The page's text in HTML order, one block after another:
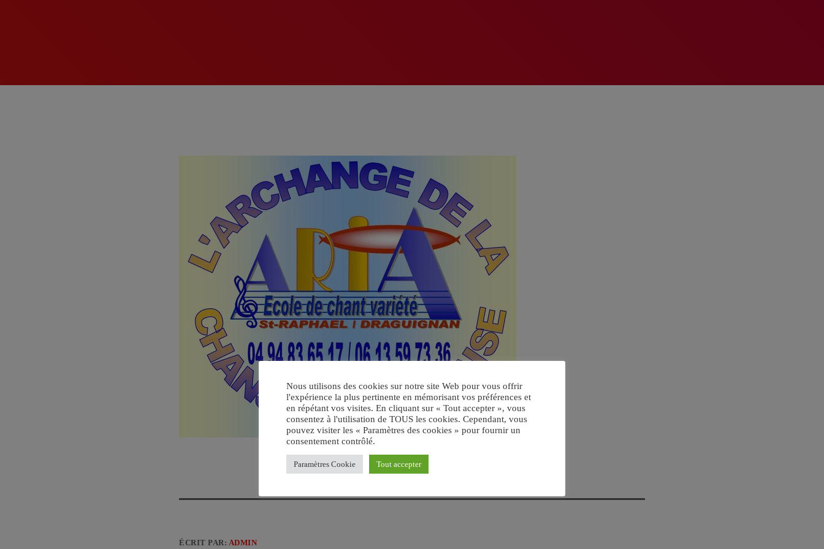
ÉCRIT PAR: ADMIN
Nous utilisons des cookies sur notre site Web pour vous offrir
l'expérience la plus pertinente en mémorisant vos préférences et
en répétant vos visites. En cliquant sur « Tout accepter », vous
consentez à l'utilisation de TOUS les cookies. Cependant, vous
pouvez visiter les « Paramètres des cookies » pour fournir un
consentement contrôlé.
Paramètres Cookie Tout accepter